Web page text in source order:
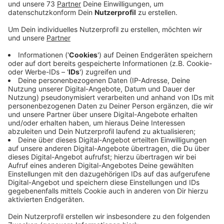
Aldi will Milchpreise senken
Anzeige
Denn Aldi hat angekündigt, die sowieso schon
niedrigen Milchpreise noch mal senken zu wollen. Es
gab auch schon erste Proteste vor den Aldi-Märkten.
Gut 33 Cent haben die Bauern hier bei uns im Januar
bekommen. Fair wäre aus ihrer Sicht allerdings erst ein
Preis über 40 Cent pro Liter. Alles ist teuer geworden,
außerdem sind die Futterkosten durch die Trockenheit
der vergangenen Jahre noch mal extra gestiegen. Aldi
wird in Deutschland von Hochwald Foods beliefert, der
drittgrößten Molkerei in Deutschland. Zwei Mal im
Jahr, im April und im Oktober, werden die Preise
zwischen den Handelsunternehmen und den rund 100
deutschen Molkereien neu ausgehandelt. Diese Preise